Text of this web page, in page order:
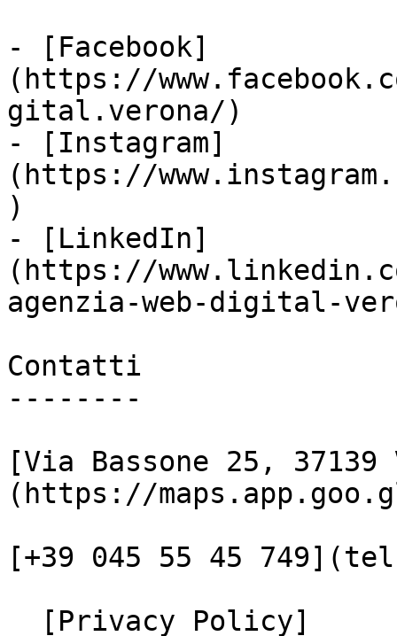
- [Facebook]
(https://
gital.verona/)
- [Instagram]
(https://
)
- [LinkedIn]
(https://
agenzia-web-digital-
Contatti
--------
[Via Bassone 25, 37139
(https://
[+39 045 55 45